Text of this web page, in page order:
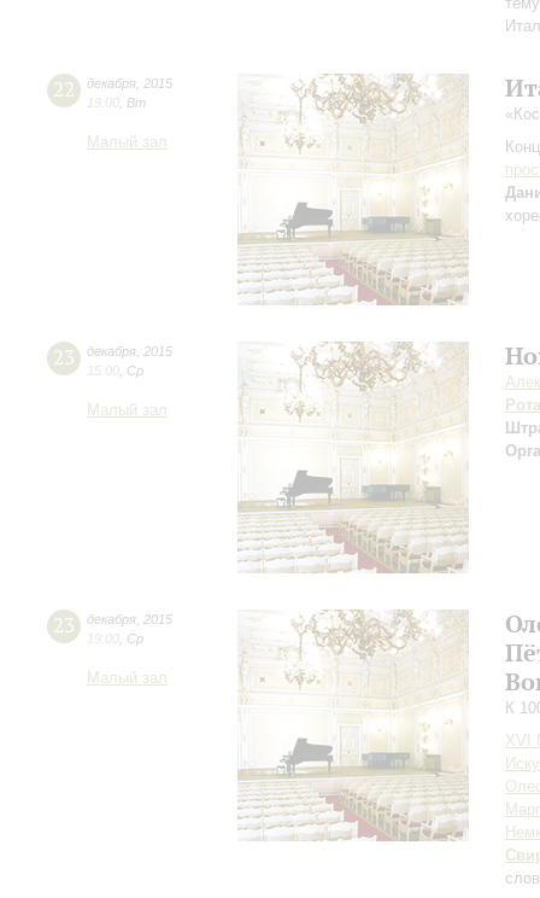
22 декабря 2015
19:00 Вт
Малый зал
23 декабря 2015
15:00 Ср
Малый зал
Рота
23 декабря 2015
19:00 Ср
Малый зал
К
XVI